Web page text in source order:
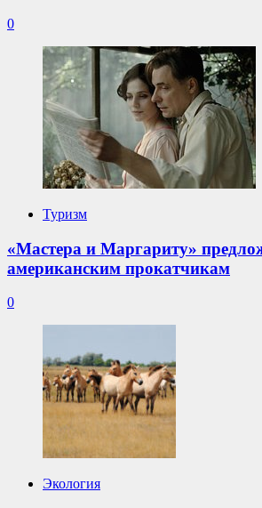
0
Туризм
«Мастера и Маргариту»
американским прокатчикам
0
Экология